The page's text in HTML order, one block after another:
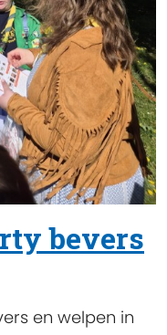
bevers
en welpen in